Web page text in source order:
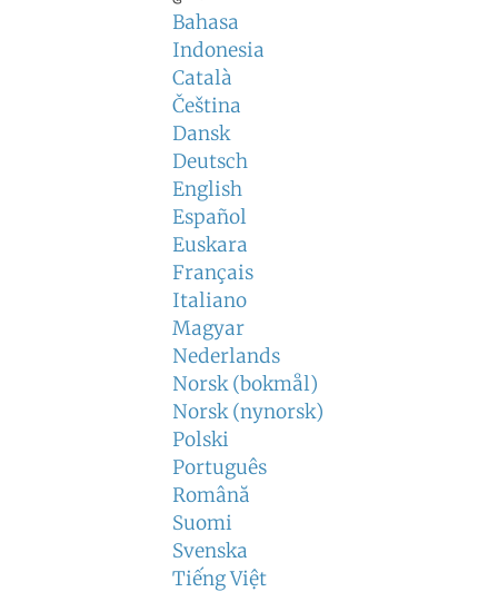
Bahasa
Indonesia
Català
Čeština
Dansk
Deutsch
English
Español
Euskara
Français
Italiano
Magyar
Nederlands
Norsk (bokmål)
Norsk (nynorsk)
Polski
Português
Română
Suomi
Svenska
Tiếng Việt